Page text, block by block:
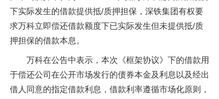
下实际发生的借款提供抵/质押担保，深铁集团有权要
求万科立即偿还借款额度下已实际发生但未提供抵/质
押担保的借款本息。
万科在公告中表示，本次《框架协议》下的借款用
于偿还公司在公开市场发行的债券本金及利息以及经出
借人同意的指定借款利息，借款利率遵循市场化原则，